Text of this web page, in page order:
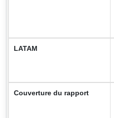
LATAM
Couverture du rapport